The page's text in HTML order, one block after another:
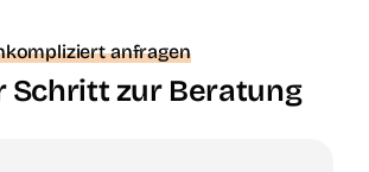
anfragen
Schritt zur Beratung